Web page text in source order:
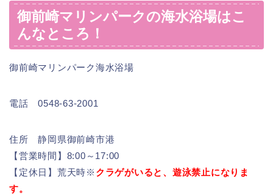
御前崎マリンパークの海水浴場はこ
んなところ！
御前崎マリンパーク海水浴場
電話 0548-63-2001
住所 静岡県御前崎市港
【営業時間】8:00～17:00
【定休日】荒天時※ クラゲがいると、遊泳禁止になりま
す。